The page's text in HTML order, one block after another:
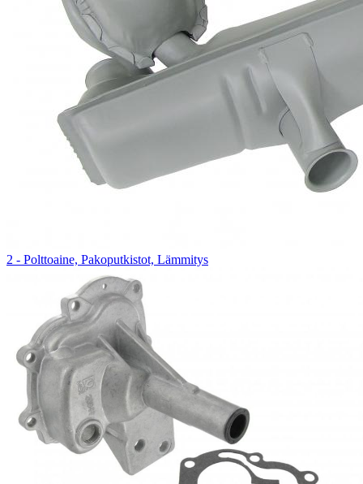
2 - Polttoaine, Pakoputkistot, Lämmitys